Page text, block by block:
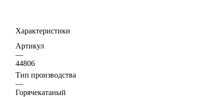
Характеристики
Артикул
—
44806
Тип производства
—
Горячекатаный